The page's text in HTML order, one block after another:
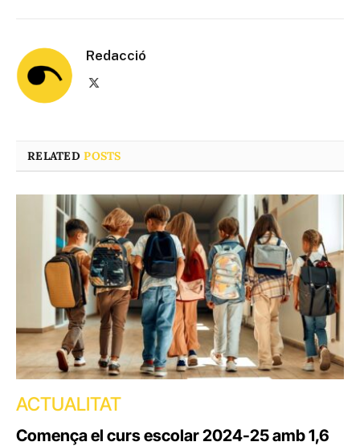
Redacció
RELATEDPOSTS
ACTUALITAT
Comença el curs escolar 2024-25 amb 1,6